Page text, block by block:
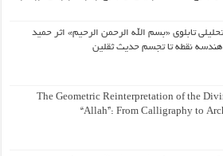
تابلوی «بسم الله الرحمن الرحیم» اثر حمید
هندسه نقطه تا تجسم حدیث ثقلین
The Geometric Reinterpretation of the
“Allah”: From Calligraphy to